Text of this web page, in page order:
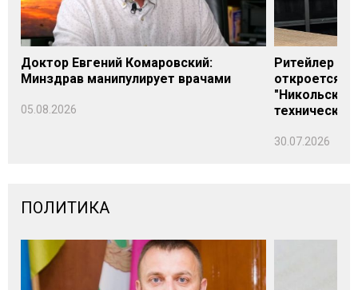
Доктор Евгений Комаровский:
Минздрав манипулирует врачами
05.08.2026
Ритейлер
откроется
технических
30.07.2026
ПОЛИТИКА